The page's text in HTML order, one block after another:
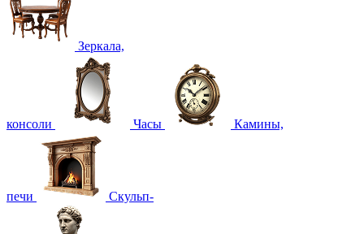
Зеркала,
консоли Часы Камины,
печи Скульп-